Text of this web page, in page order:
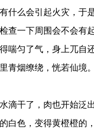
什么会引起火灾，于
查一下周围会不会有
喘匀了气，身上兀自
青烟缭绕，恍若仙境。
滴干了，肉也开始泛
白色，变得黄橙橙的，